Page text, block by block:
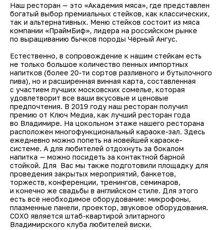
Наш ресторан — это «Академия мяса», где представлен
богатый выбор премиальных стейков, как классических,
так и альтернативных. Меню стейков состоит из мяса
компании «ПраймБиф», лидера на российском рынке
по выращиванию бычков породы Чёрный Ангус.
Естественно, в сопровождение к нашим стейкам есть
не только большое количество пенных импортных
напитков (более 20-ти сортов разливного и бутылочного
пива), но и расширенная винная карта, составленная
с участием лучших московских сомелье, которая
удовлетворит все ваши вкусовые и ценовые
предпочтения. В 2019 году наш ресторан получил
премию от Ключ Медиа, как лучший ресторан года
во Владимире. На цокольном этаже нашего ресторана
расположен многофункциональный караоке-зал. Здесь
ежедневно можно попеть на новейшей караоке-
системе. А для любителей отдохнуть за бокалом
напитка — можно посидеть за контактной барной
стойкой. Для Вас мы также подготовили площадку для
проведения закрытых мероприятий, банкетов,
торжеств, конференции, тренингов, семинаров,
и конечно же свадьбы в английском стиле. Для этого
есть всё необходимое оборудование: микрофоны,
плазменные панели, проектор, звуковое оборудования.
СОХО является штаб-квартирой элитарного
Владимирского клуба любителей виски.